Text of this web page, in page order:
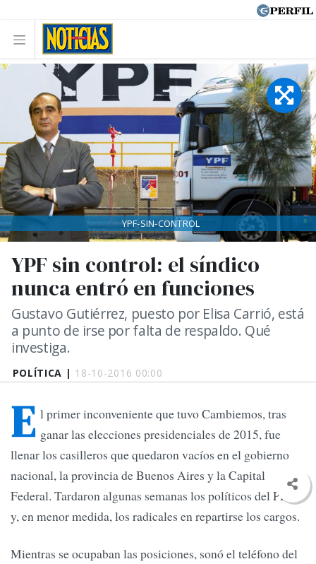
POLÍTICA | 18-10-2016 00:00
YPF sin control: el síndico
nunca entró en funciones
Gustavo Gutiérrez, puesto por Elisa Carrió, está
a punto de irse por falta de respaldo. Qué
investiga.
YPF-SIN-CONTROL
E l primer inconveniente que tuvo Cambiemos, tras
ganar las elecciones presidenciales de 2015, fue
llenar los casilleros que quedaron vacíos en el gobierno
nacional, la provincia de Buenos Aires y la Capital
Federal. Tardaron algunas semanas los políticos del PRO
y, en menor medida, los radicales en repartirse los cargos.
Mientras se ocupaban las posiciones, sonó el teléfono del